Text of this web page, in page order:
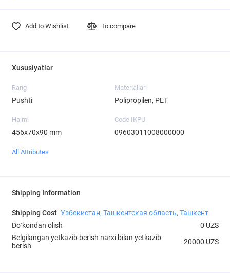
Add to Wishlist To compare
Xususiyatlar
Rang
Pushti
Materiallar
Polipropilen, PET
Hajmi
456х70х90 mm
Code IKPU
09603011008000000
All Attributes
Shipping Information
Shipping Cost Узбекистан, Ташкентская область, Ташкент
Doʻkondan olish
0 UZS
Belgilangan yetkazib berish narxi bilan yetkazib
berish
20000 UZS